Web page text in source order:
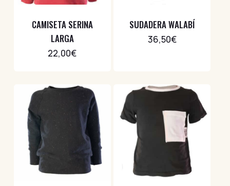
CAMISETA SERINA
LARGA
22,00€
SUDADERA WALABÍ
36,50€